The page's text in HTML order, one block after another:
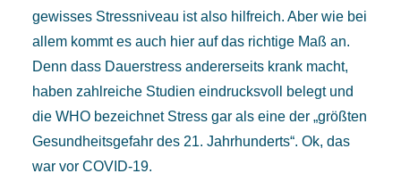
gewisses Stressniveau ist also hilfreich. Aber wie bei
allem kommt es auch hier auf das richtige Maß an.
Denn dass Dauerstress andererseits krank macht,
haben zahlreiche Studien eindrucksvoll belegt und
die WHO bezeichnet Stress gar als eine der „größten
Gesundheitsgefahr des 21. Jahrhunderts“. Ok, das
war vor COVID-19.